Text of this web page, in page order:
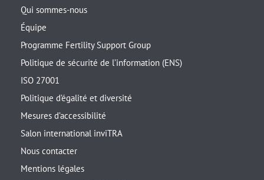
Qui sommes-nous
Équipe
Programme Fertility Support Group
Politique de sécurité de l’information (ENS)
ISO 27001
Politique d’égalité et diversité
Mesures d’accessibilité
Salon international inviTRA
Nous contacter
Mentions légales